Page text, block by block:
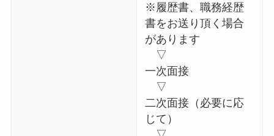
※履歴書、職務経歴
書をお送り頂く場合
があります
▽
一次面接
▽
二次面接（必要に応
じて）